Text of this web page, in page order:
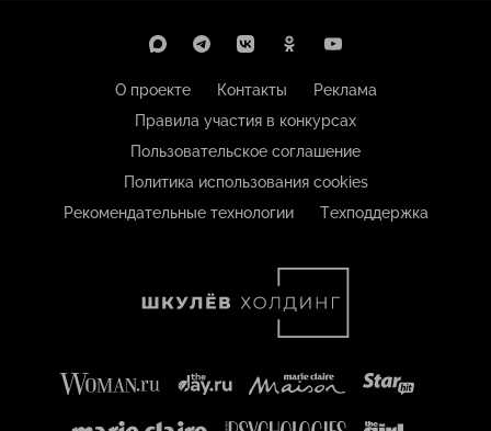
О проекте Контакты
Реклама
Правила участия в конкурсах
Пользовательское соглашение
Политика использования cookies
Рекомендательные технологии
Техподдержка